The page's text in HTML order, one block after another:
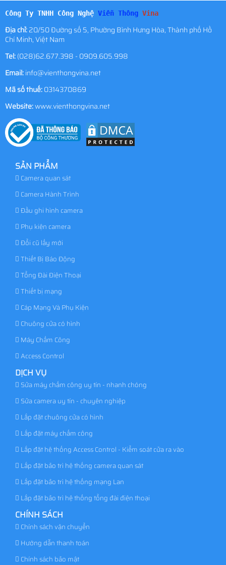
Công Ty TNHH Công Nghệ Viễn Thông Vina
Địa chỉ:20/50 Đường số 5, Phường Bình Hưng Hòa, Thành phố Hồ
Chí Minh, Việt Nam
Tel:(028)62.677.398 - 0909.605.998
Email:info@vienthongvina.net
Mã số thuế:0314370869
Website:www.vienthongvina.net
SẢN PHẨM
Camera quan sát
Camera Hành Trình
Đầu ghi hình camera
Phụ kiện camera
Đổi cũ lấy mới
Thiết Bị Báo Động
Tổng Đài Điện Thoại
Thiết bị mạng
Cáp Mạng Và Phụ Kiện
Chuông cửa có hình
Máy Chấm Công
Access Control
DỊCH VỤ
Sửa máy chấm công uy tín - nhanh chóng
Sửa camera uy tín - chuyên nghiệp
Lắp đặt chuông cửa có hình
Lắp đặt máy chấm công
Lắp đặt hệ thống Access Control - Kiểm soát cửa ra vào
Lắp đặt bảo trì hệ thống camera quan sát
Lắp đặt bảo trì hệ thống mạng Lan
Lắp đặt bảo trì hệ thống tổng đài điện thoại
CHÍNH SÁCH
Chính sách vận chuyển
Hướng dẫn thanh toán
Chính sách bảo mật